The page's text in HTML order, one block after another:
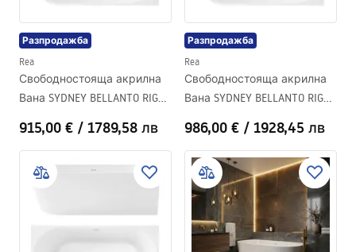
Разпродажба
Rea
Свободностояща акрилна
Вана SYDNEY BELLANTO RIGHT
915,00 € / 1789,58 лв
Разпродажба
Rea
Свободностояща акрилна
Вана SYDNEY BELLANTO RIGHT
986,00 € / 1928,45 лв